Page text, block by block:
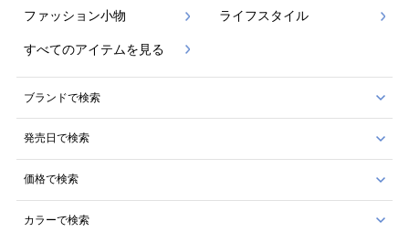
ファッション小物 ライフスタイル
すべてのアイテムを見る
ブランドで検索
発売日で検索
価格で検索
カラーで検索